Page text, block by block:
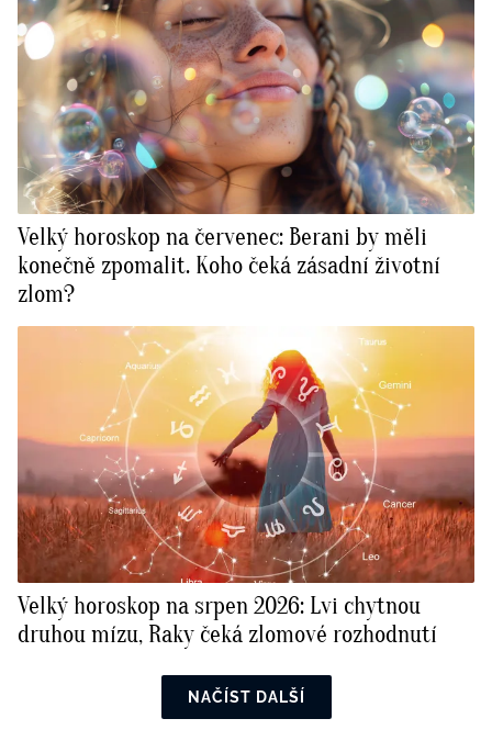
Velký horoskop na červenec: Berani by měli
konečně zpomalit. Koho čeká zásadní životní
zlom?
Velký horoskop na srpen 2026: Lvi chytnou
druhou mízu, Raky čeká zlomové rozhodnutí
NAČÍST DALŠÍ